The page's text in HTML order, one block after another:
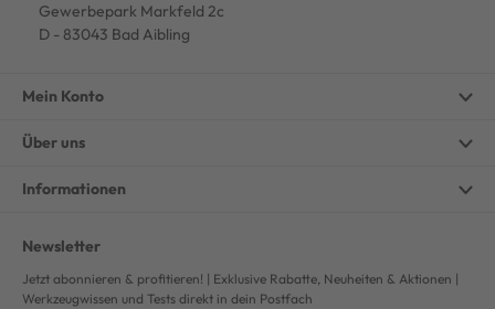
Gewerbepark Markfeld 2c
D - 83043 Bad Aibling
Mein Konto
Über uns
Informationen
Newsletter
Jetzt abonnieren & profitieren! | Exklusive Rabatte, Neuheiten & Aktionen |
Werkzeugwissen und Tests direkt in dein Postfach